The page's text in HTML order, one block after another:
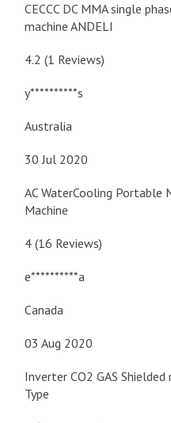
CECCC DC MMA single
machine ANDELI
4.2 (1 Reviews)
y**********s
Australia
30 Jul 2020
AC WaterCooling Portable
Machine
4 (16 Reviews)
e**********a
Canada
03 Aug 2020
Inverter CO2 GAS
Type